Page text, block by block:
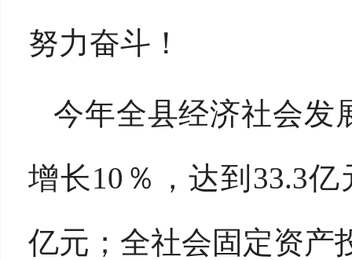
努力奋斗！
今年全县经济社会发
增长10％，达到33.3
亿元；全社会固定资产